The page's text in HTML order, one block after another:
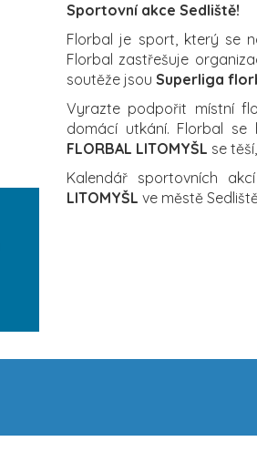
Sportovní akce Sedliště!
Florbal je sport, který se
Florbal zastřešuje
soutěže jsou Superliga
Vyrazte podpořit místní
domácí utkání. Florbal
FLORBAL LITOMYŠL se
Kalendář sportovních
LITOMYŠL ve městě